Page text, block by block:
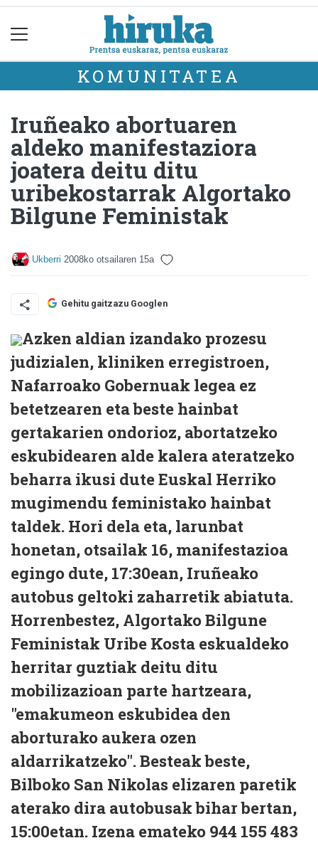
KOMUNITATEA
Iruñeako abortuaren
aldeko manifestaziora
joatera deitu ditu
uribekostarrak Algortako
Bilgune Feministak
Ukberri 2008ko otsailaren 15a
Gehitu gaitzazu Googlen
Azken aldian izandako prozesu
judizialen, kliniken erregistroen,
Nafarroako Gobernuak legea ez
betetzearen eta beste hainbat
gertakarien ondorioz, abortatzeko
eskubidearen alde kalera ateratzeko
beharra ikusi dute Euskal Herriko
mugimendu feministako hainbat
taldek. Hori dela eta, larunbat
honetan, otsailak 16, manifestazioa
egingo dute, 17:30ean, Iruñeako
autobus geltoki zaharretik abiatuta.
Horrenbestez, Algortako Bilgune
Feministak Uribe Kosta eskualdeko
herritar guztiak deitu ditu
mobilizazioan parte hartzeara,
"emakumeon eskubidea den
aborturako aukera ozen
aldarrikatzeko". Besteak beste,
Bilboko San Nikolas elizaren paretik
aterako dira autobusak bihar bertan,
15:00etan. Izena emateko 944 155 483